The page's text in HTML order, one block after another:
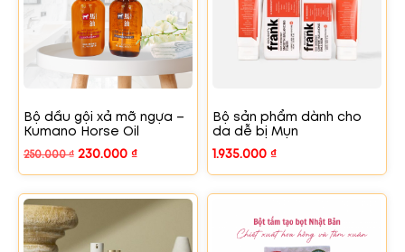
Bộ dầu gội xả mỡ ngựa –
Kumano Horse Oil
250.000₫ 230.000 ₫
Bộ sản phẩm dành cho
da dễ bị Mụn
1.935.000 ₫